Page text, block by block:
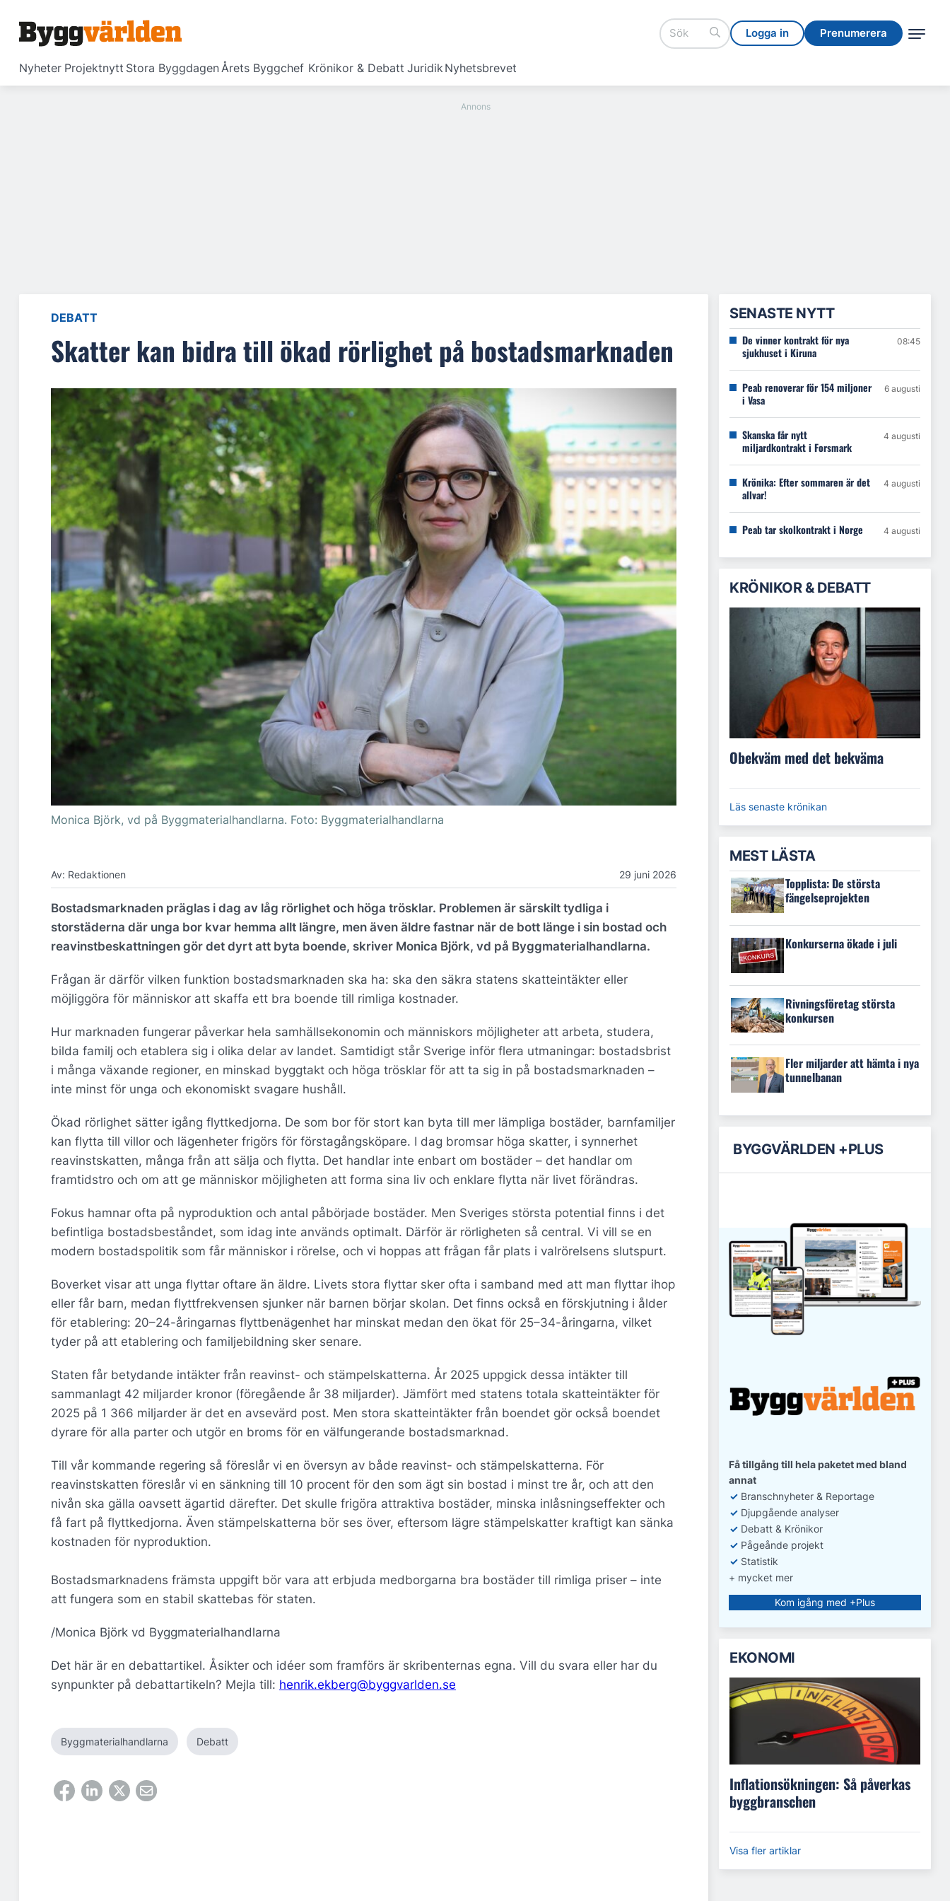
Logga in Prenumerera
Nyheter Projektnytt Stora ByggdagenÅrets Byggchef Krönikor & Debatt JuridikNyhetsbrevet
Logga in Prenumerera
DEBATT
Skatter kan bidra till ökad rörlighet på bostadsmarknaden
Monica Björk, vd på Byggmaterialhandlarna. Foto: Byggmaterialhandlarna
Av: Redaktionen 29 juni 2026
Bostadsmarknaden präglas i dag av låg rörlighet och höga trösklar. Problemen är särskilt tydliga i
storstäderna där unga bor kvar hemma allt längre, men även äldre fastnar när de bott länge i sin bostad och
reavinstbeskattningen gör det dyrt att byta boende, skriver Monica Björk, vd på Byggmaterialhandlarna.
Frågan är därför vilken funktion bostadsmarknaden ska ha: ska den säkra statens skatteintäkter eller
möjliggöra för människor att skaffa ett bra boende till rimliga kostnader.
Hur marknaden fungerar påverkar hela samhällsekonomin och människors möjligheter att arbeta, studera,
bilda familj och etablera sig i olika delar av landet. Samtidigt står Sverige inför flera utmaningar: bostadsbrist
i många växande regioner, en minskad byggtakt och höga trösklar för att ta sig in på bostadsmarknaden –
inte minst för unga och ekonomiskt svagare hushåll.
Ökad rörlighet sätter igång flyttkedjorna. De som bor för stort kan byta till mer lämpliga bostäder, barnfamiljer
kan flytta till villor och lägenheter frigörs för förstagångsköpare. I dag bromsar höga skatter, i synnerhet
reavinstskatten, många från att sälja och flytta. Det handlar inte enbart om bostäder – det handlar om
framtidstro och om att ge människor möjligheten att forma sina liv och enklare flytta när livet förändras.
Fokus hamnar ofta på nyproduktion och antal påbörjade bostäder. Men Sveriges största potential finns i det
befintliga bostadsbeståndet, som idag inte används optimalt. Därför är rörligheten så central. Vi vill se en
modern bostadspolitik som får människor i rörelse, och vi hoppas att frågan får plats i valrörelsens slutspurt.
Boverket visar att unga flyttar oftare än äldre. Livets stora flyttar sker ofta i samband med att man flyttar ihop
eller får barn, medan flyttfrekvensen sjunker när barnen börjar skolan. Det finns också en förskjutning i ålder
för etablering: 20–24-åringarnas flyttbenägenhet har minskat medan den ökat för 25–34-åringarna, vilket
tyder på att etablering och familjebildning sker senare.
Staten får betydande intäkter från reavinst- och stämpelskatterna. År 2025 uppgick dessa intäkter till
sammanlagt 42 miljarder kronor (föregående år 38 miljarder). Jämfört med statens totala skatteintäkter för
2025 på 1 366 miljarder är det en avsevärd post. Men stora skatteintäkter från boendet gör också boendet
dyrare för alla parter och utgör en broms för en välfungerande bostadsmarknad.
Till vår kommande regering så föreslår vi en översyn av både reavinst- och stämpelskatterna. För
reavinstskatten föreslår vi en sänkning till 10 procent för den som ägt sin bostad i minst tre år, och att den
nivån ska gälla oavsett ägartid därefter. Det skulle frigöra attraktiva bostäder, minska inlåsningseffekter och
få fart på flyttkedjorna. Även stämpelskatterna bör ses över, eftersom lägre stämpelskatter kraftigt kan sänka
kostnaden för nyproduktion.
Bostadsmarknadens främsta uppgift bör vara att erbjuda medborgarna bra bostäder till rimliga priser – inte
att fungera som en stabil skattebas för staten.
/Monica Björk vd Byggmaterialhandlarna
Det här är en debattartikel. Åsikter och idéer som framförs är skribenternas egna. Vill du svara eller har du
synpunkter på debattartikeln? Mejla till: henrik.ekberg@byggvarlden.se
Byggmaterialhandlarna Debatt
SENASTE NYTT
De vinner kontrakt för nya
sjukhuset i Kiruna
08:45
Peab renoverar för 154 miljoner
i Vasa
6 augusti
Skanska får nytt
miljardkontrakt i Forsmark
4 augusti
Krönika: Efter sommaren är det
allvar!
4 augusti
Peab tar skolkontrakt i Norge 4 augusti
KRÖNIKOR & DEBATT
Obekväm med det bekväma
Läs senaste krönikan
MEST LÄSTA
Topplista: De största
fängelseprojekten
Konkurserna ökade i juli
Rivningsföretag största
konkursen
Fler miljarder att hämta i nya
tunnelbanan
BYGGVÄRLDEN +PLUS
Få tillgång till hela paketet med bland
annat
✓ Branschnyheter & Reportage
✓ Djupgående analyser
✓ Debatt & Krönikor
✓ Pågeånde projekt
✓ Statistik
+ mycket mer
Kom igång med +Plus
EKONOMI
Inflationsökningen: Så påverkas
byggbranschen
Visa fler artiklar